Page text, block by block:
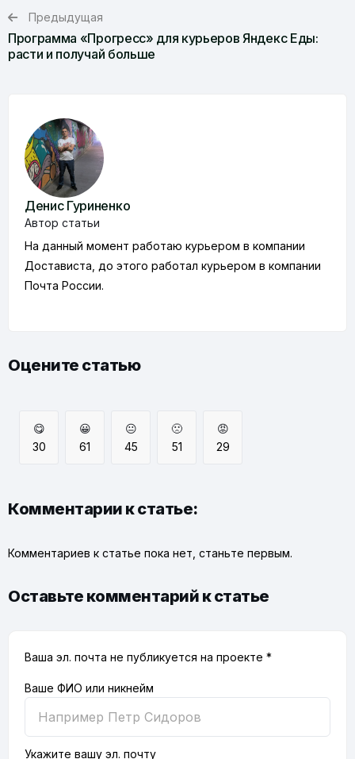
Предыдущая
Программа «Прогресс» для курьеров Яндекс Еды:
расти и получай больше
Денис Гуриненко
Автор статьи
На данный момент работаю курьером в компании
Достависта, до этого работал курьером в компании
Почта России.
Оцените статью
😋
30
😀
61
😐
45
🙁
51
😡
29
Комментарии к статье:
Комментариев к статье пока нет, станьте первым.
Оставьте комментарий к статье
Ваша эл. почта не публикуется на проекте *
Ваше ФИО или никнейм
Укажите вашу эл. почту